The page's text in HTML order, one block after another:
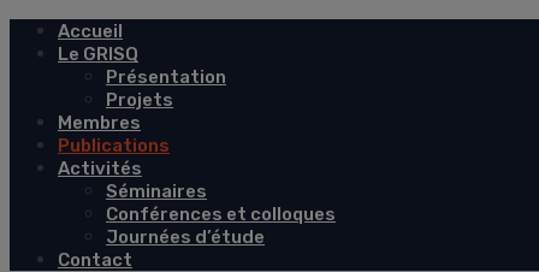
Accueil
Le GRISQ
Présentation
Projets
Membres
Publications
Activités
Séminaires
Conférences et colloques
Journées d’étude
Contact